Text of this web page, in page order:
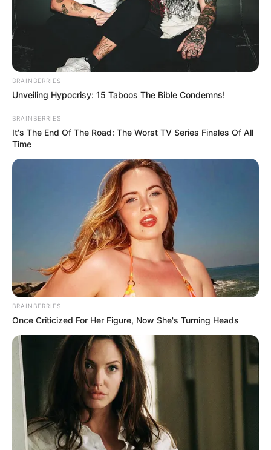
BRAINBERRIES
Unveiling Hypocrisy: 15 Taboos The Bible Condemns!
BRAINBERRIES
It's The End Of The Road: The Worst TV Series Finales Of All
Time
BRAINBERRIES
Once Criticized For Her Figure, Now She's Turning Heads